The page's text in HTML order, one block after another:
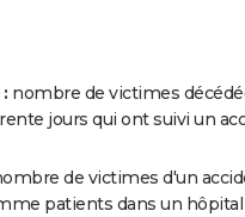
nombre de victimes
jours qui ont suivi un
de victimes d'un
patients dans un